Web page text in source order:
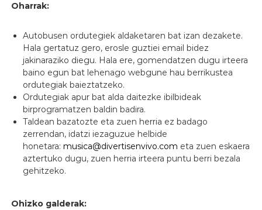
Oharrak:
Autobusen ordutegiek aldaketaren bat izan dezakete.
Hala gertatuz gero, erosle guztiei email bidez
jakinaraziko diegu. Hala ere, gomendatzen dugu irteera
baino egun bat lehenago webgune hau berrikustea
ordutegiak baieztatzeko.
Ordutegiak apur bat alda daitezke ibilbideak
birprogramatzen baldin badira.
Taldean bazatozte eta zuen herria ez badago
zerrendan, idatzi iezaguzue helbide
honetara: musica@divertisenvivo.com eta zuen eskaera
aztertuko dugu, zuen herria irteera puntu berri bezala
gehitzeko.
Ohizko galderak: